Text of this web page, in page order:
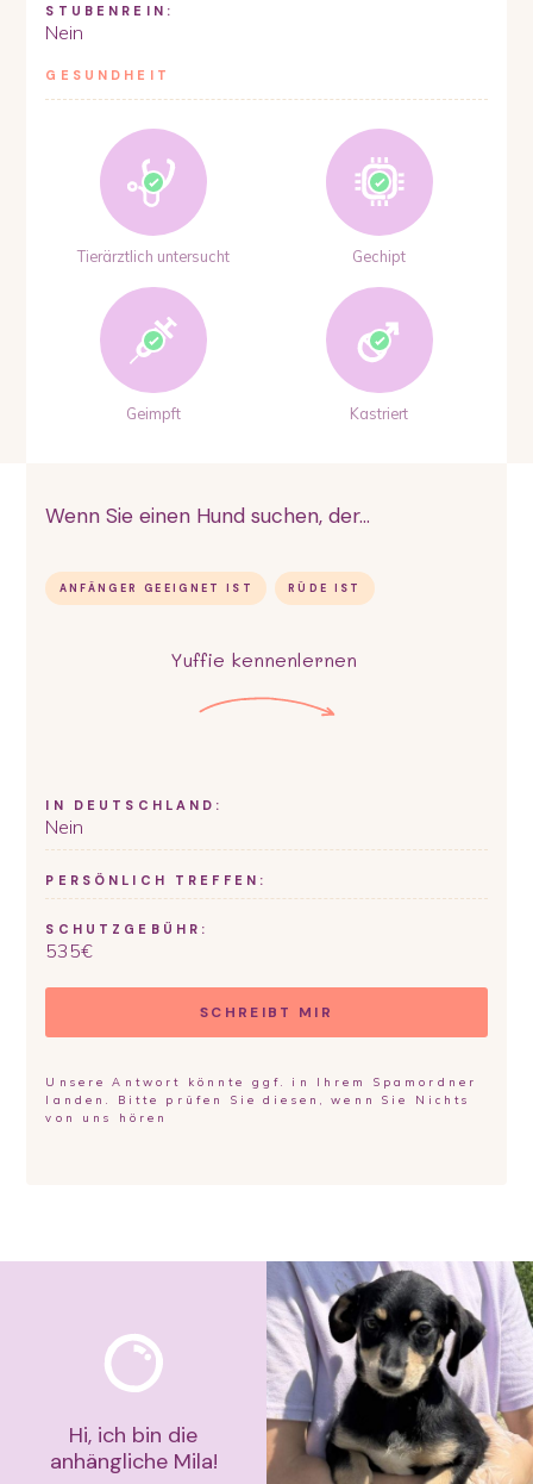
STUBENREIN:
Nein
GESUNDHEIT
Tierärztlich untersucht Gechipt
Geimpft Kastriert
Wenn Sie einen Hund suchen, der...
ANFÄNGER GEEIGNET IST RÜDE IST
Yuffie kennenlernen
IN DEUTSCHLAND:
Nein
PERSÖNLICH TREFFEN:
SCHUTZGEBÜHR:
535€
SCHREIBT MIR
Unsere Antwort könnte ggf. in Ihrem Spamordner
landen. Bitte prüfen Sie diesen, wenn Sie Nichts
von uns hören
Hi, ich bin die
anhängliche Mila!